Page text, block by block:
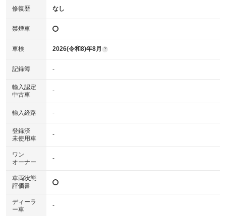
修復歴 なし
禁煙車
車検 2026(令和8)年8月 ?
記録簿 -
輸入認定
中古車
-
輸入経路 -
登録済
未使用車
-
ワン
オーナー
-
車両状態
評価書
ディーラ
ー車
-